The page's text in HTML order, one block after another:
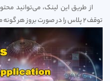
از طریق این لینک، می‌توانید
توقف 2 پلاس را در صورت بروز هر گونه مشکلی بر روی فلش، دانلود نمایید.